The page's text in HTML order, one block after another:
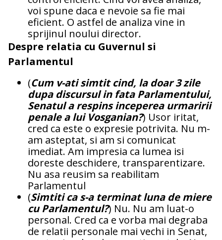
voi spune daca e nevoie sa fie mai
eficient. O astfel de analiza vine in
sprijinul noului director.
Despre relatia cu Guvernul si
Parlamentul
(Cum v-ati simtit cind, la doar 3 zile
dupa discursul in fata Parlamentului,
Senatul a respins inceperea urmaririi
penale a lui Vosganian?) Usor iritat,
cred ca este o expresie potrivita. Nu m-
am asteptat, si am si comunicat
imediat. Am impresia ca lumea isi
doreste deschidere, transparentizare.
Nu asa reusim sa reabilitam
Parlamentul
(Simtiti ca s-a terminat luna de miere
cu Parlamentul?) Nu. Nu am luat-o
personal. Cred ca e vorba mai degraba
de relatii personale mai vechi in Senat,